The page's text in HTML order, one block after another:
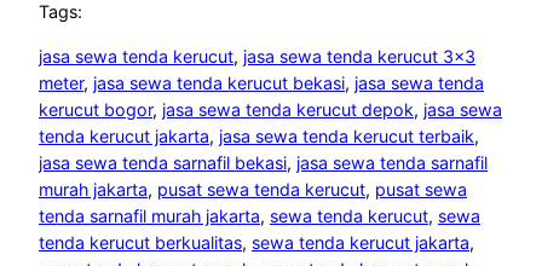
Tags:
jasa sewa tenda kerucut, jasa sewa tenda kerucut 3×3
meter, jasa sewa tenda kerucut bekasi, jasa sewa tenda
kerucut bogor, jasa sewa tenda kerucut depok, jasa sewa
tenda kerucut jakarta, jasa sewa tenda kerucut terbaik
jasa sewa tenda sarnafil bekasi, jasa sewa tenda sarnafil
murah jakarta, pusat sewa tenda kerucut, pusat sewa
tenda sarnafil murah jakarta, sewa tenda kerucut, sewa
tenda kerucut berkualitas, sewa tenda kerucut jakarta